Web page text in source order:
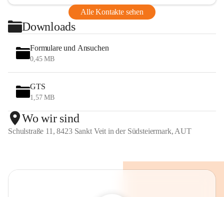
Alle Kontakte sehen
Downloads
Formulare und Ansuchen
0,45 MB
GTS
1,57 MB
Wo wir sind
Schulstraße 11, 8423 Sankt Veit in der Südsteiermark, AUT